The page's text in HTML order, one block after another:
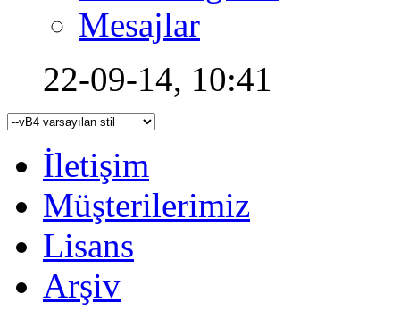
Mesajlar
22-09-14, 10:41
İletişim
Müşterilerimiz
Lisans
Arşiv